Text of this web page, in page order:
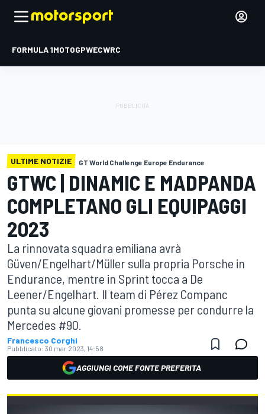
FORMULA 1MOTOGPWECWRC
ULTIME NOTIZIE GT World Challenge Europe Endurance
GTWC | DINAMIC E MADPANDA
COMPLETANO GLI EQUIPAGGI
2023
La rinnovata squadra emiliana avrà
Güven/Engelhart/Müller sulla propria Porsche in
Endurance, mentre in Sprint tocca a De
Leener/Engelhart. Il team di Pérez Companc
punta su alcune giovani promesse per condurre la
Mercedes #90.
Francesco Corghi
Pubblicato: 30 mar 2023, 14:58
AGGIUNGI COME FONTE PREFERITA